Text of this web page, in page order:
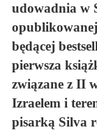
udowadnia w
będącej
pierwsza
związane z II
Izraelem i
pisarką Silva